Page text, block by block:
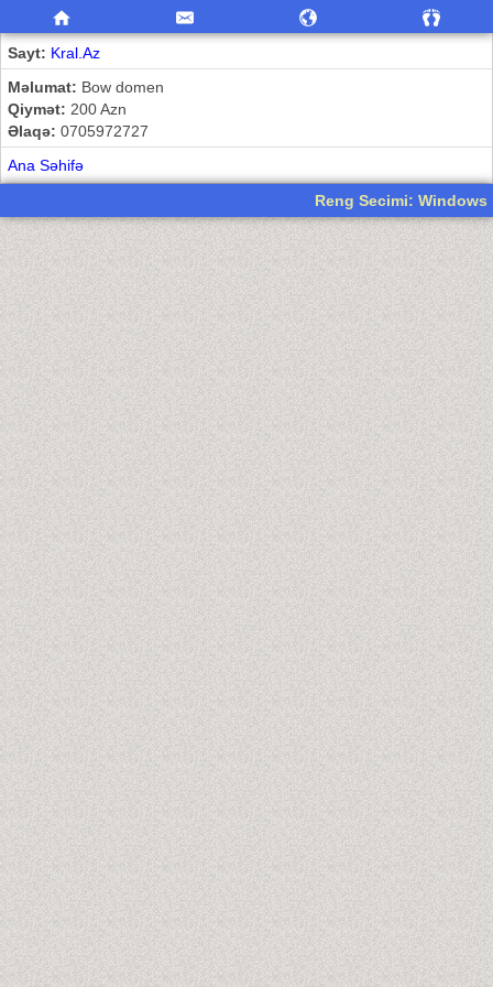
Sayt: Kral.Az
Məlumat: Bow domen
Qiymət: 200 Azn
Əlaqə: 0705972727
Ana Səhifə
Reng Secimi: Windows